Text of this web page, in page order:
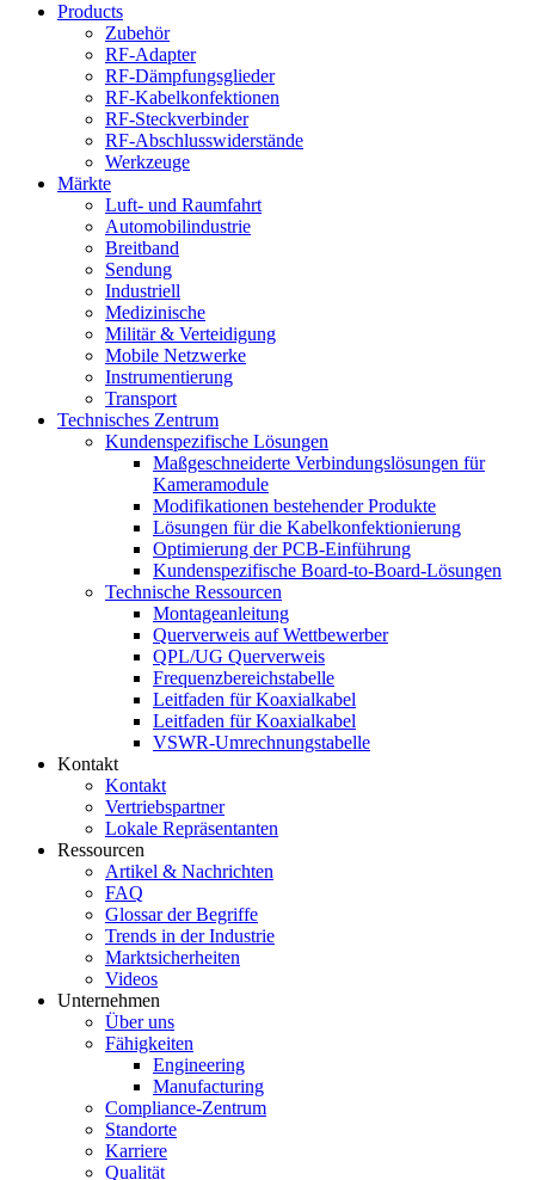
Products
Zubehör
RF-Adapter
RF-Dämpfungsglieder
RF-Kabelkonfektionen
RF-Steckverbinder
RF-Abschlusswiderstände
Werkzeuge
Märkte
Luft- und Raumfahrt
Automobilindustrie
Breitband
Sendung
Industriell
Medizinische
Militär & Verteidigung
Mobile Netzwerke
Instrumentierung
Transport
Technisches Zentrum
Kundenspezifische Lösungen
Maßgeschneiderte Verbindungslösungen für
Kameramodule
Modifikationen bestehender Produkte
Lösungen für die Kabelkonfektionierung
Optimierung der PCB-Einführung
Kundenspezifische Board-to-Board-Lösungen
Technische Ressourcen
Montageanleitung
Querverweis auf Wettbewerber
QPL/UG Querverweis
Frequenzbereichstabelle
Leitfaden für Koaxialkabel
Leitfaden für Koaxialkabel
VSWR-Umrechnungstabelle
Kontakt
Kontakt
Vertriebspartner
Lokale Repräsentanten
Ressourcen
Artikel & Nachrichten
FAQ
Glossar der Begriffe
Trends in der Industrie
Marktsicherheiten
Videos
Unternehmen
Über uns
Fähigkeiten
Engineering
Manufacturing
Compliance-Zentrum
Standorte
Karriere
Qualität